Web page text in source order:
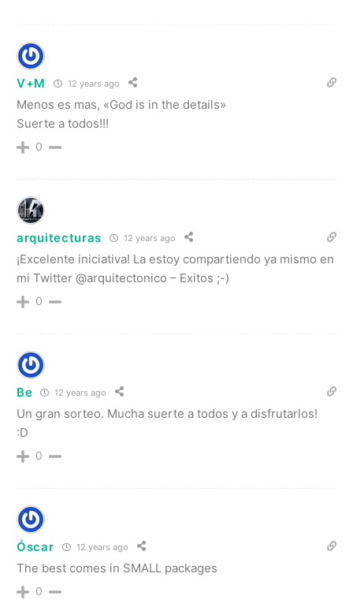
V+M 12 years ago
Menos es mas, «God is in the details»
Suerte a todos!!!
0
arquitecturas 12 years ago
¡Excelente iniciativa! La estoy compartiendo ya mismo en
mi Twitter @arquitectonico – Exitos ;-)
0
Be 12 years ago
Un gran sorteo. Mucha suerte a todos y a disfrutarlos!
:D
0
Óscar 12 years ago
The best comes in SMALL packages
0